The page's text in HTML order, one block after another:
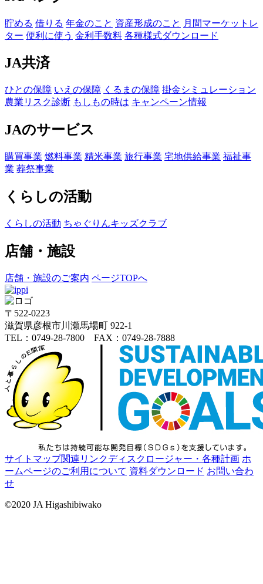
貯める 借りる 年金のこと 資産形成のこと 月間マーケットレ
ター 便利に使う 金利手数料 各種様式ダウンロード
JA共済
ひとの保障 いえの保障 くるまの保障 掛金シミュレーション
農業リスク診断 もしもの時は キャンペーン情報
JAのサービス
購買事業 燃料事業 精米事業 旅行事業 宅地供給事業 福祉事
業 葬祭事業
くらしの活動
くらしの活動 ちゃぐりんキッズクラブ
店舗・施設
店舗・施設のご案内 ページTOPへ
〒522-0223
滋賀県彦根市川瀬馬場町 922-1
TEL：0749-28-7800 FAX：0749-28-7888
サイトマップ関連リンクディスクロージャー・各種計画 ホ
ームページのご利用について 資料ダウンロード お問い合わ
せ
©2020 JA Higashibiwako